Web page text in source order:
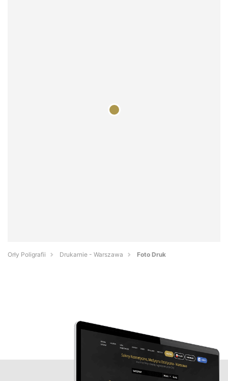
Orły Poligrafii Drukarnie - Warszawa Foto Druk